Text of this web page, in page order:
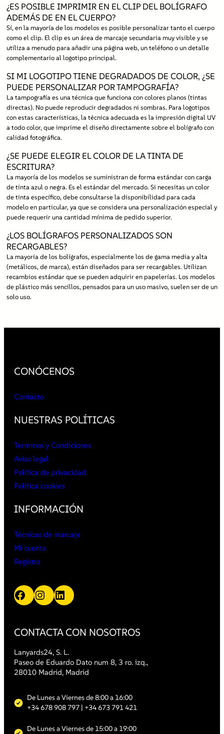
¿ES POSIBLE IMPRIMIR EN EL CLIP DEL BOLÍGRAFO
ADEMÁS DE EN EL CUERPO?
Sí, en la mayoría de los modelos es posible personalizar tanto el cuerpo
como el clip. El clip es un área de marcaje secundaria muy visible y se
utiliza a menudo para añadir una página web, un teléfono o un detalle
complementario al logotipo principal.
SI MI LOGOTIPO TIENE DEGRADADOS DE COLOR, ¿SE
PUEDE PERSONALIZAR POR TAMPOGRAFÍA?
La tampografía es una técnica que funciona con colores planos (tintas
directas). No puede reproducir degradados ni sombras. Para logotipos
con estas características, la técnica adecuada es la impresión digital UV
a todo color, que imprime el diseño directamente sobre el bolígrafo con
calidad fotográfica.
¿SE PUEDE ELEGIR EL COLOR DE LA TINTA DE
ESCRITURA?
La mayoría de los modelos se suministran de forma estándar con carga
de tinta azul o negra. Es el estándar del mercado. Si necesitas un color
de tinta específico, debe consultarse la disponibilidad para cada
modelo en particular, ya que se considera una personalización especial y
puede requerir una cantidad mínima de pedido superior.
¿LOS BOLÍGRAFOS PERSONALIZADOS SON
RECARGABLES?
La mayoría de los bolígrafos, especialmente los de gama media y alta
(metálicos, de marca), están diseñados para ser recargables. Utilizan
recambios estándar que se pueden adquirir en papelerías. Los modelos
de plástico más sencillos, pensados para un uso masivo, suelen ser de un
solo uso.
CONÓCENOS
Contacto
NUESTRAS POLÍTICAS
Terminos y Condiciones
Aviso legal
Política de privacidad
Política cookies
INFORMACIÓN
Técnicas de marcaje
Mi cuenta
Registro
Facebook Instagram LinkedIn
CONTACTA CON NOSOTROS
Lanyards24, S. L.
Paseo de Eduardo Dato num 8, 3 ro. izq.,
28010 Madrid, Madrid
De Lunes a Viernes de 8:00 a 16:00
+34 678 908 797 | +34 673 791 421
De Lunes a Viernes de 15:00 a 19:00